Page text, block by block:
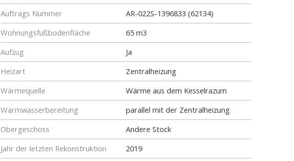
Auftrags Nummer
AR-022S-1396833 (62134)
Wohnungsfußbodenfläche
65 m3
Aufzug
Ja
Heizart
Zentralheizung
Wärmequelle
Wärme aus dem Kesselrazum
Warmwasserbereitung
parallel mit der Zentralheizung
Obergeschoss
Andere Stock
Jahr der letzten Rekonstruktion
2019